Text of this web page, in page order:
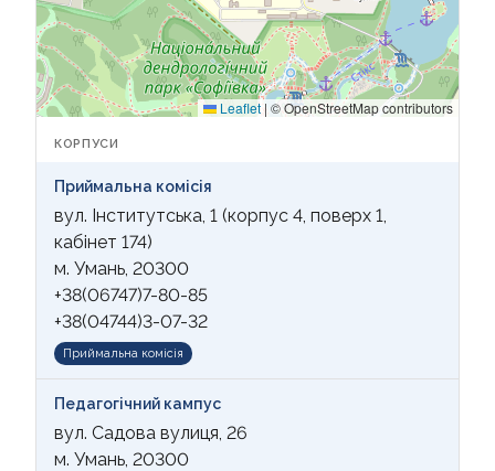
Leaflet | © OpenStreetMap contributors
КОРПУСИ
Приймальна комісія
вул. Інститутська, 1 (корпус 4, поверх 1,
кабінет 174)
м. Умань, 20300
+38(06747)7-80-85
+38(04744)3-07-32
Приймальна комісія
Педагогічний кампус
вул. Садова вулиця, 26
м. Умань, 20300